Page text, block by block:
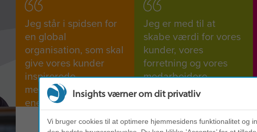
Jeg står i spidsen for
en global
organisation, som skal
give vores kunder
inspirerede
medarbejdere og
enestående resultater.
Jeg er med til at
skabe værdi for vores
kunder, vores
forretning og vores
medarbejdere.
Insights værner om dit privatliv
Vi bruger cookies til at optimere hjemmesidens funktionalitet og